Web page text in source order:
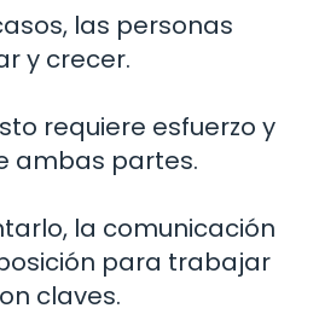
las personas
y crecer.
requiere esfuerzo y
ambas partes.
la comunicación
para trabajar
claves.